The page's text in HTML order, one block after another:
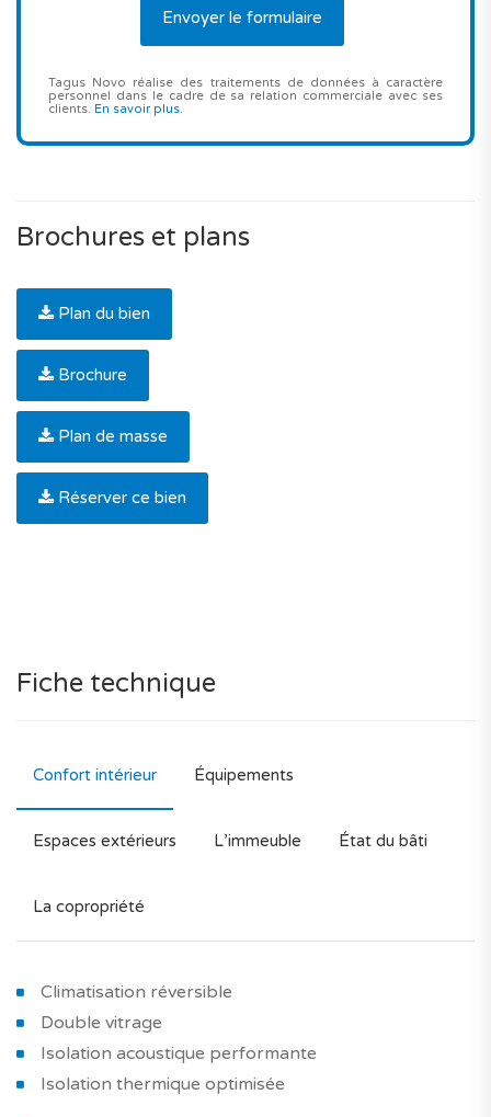
Tagus Novo réalise des traitements de données à caractère
personnel dans le cadre de sa relation commerciale avec ses
clients. En savoir plus.
Brochures et plans
Plan du bien
Brochure
Plan de masse
Réserver ce bien
Fiche technique
Confort intérieur Équipements
Espaces extérieurs L’immeuble État du bâti
La copropriété
Climatisation réversible
Double vitrage
Isolation acoustique performante
Isolation thermique optimisée